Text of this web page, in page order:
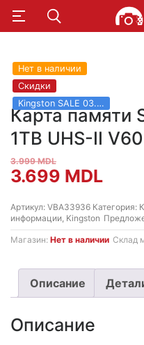
Нет в наличии
Скидки
Kingston SALE 03.06 - 31.08
Карта памяти
1TB UHS-II
3.999MDL
цена
составляла
3.699 MDL
Артикул: VBA33936 Категория:
информации, Kingston
Магазин: Нет в наличии Склад
Описание
Описание